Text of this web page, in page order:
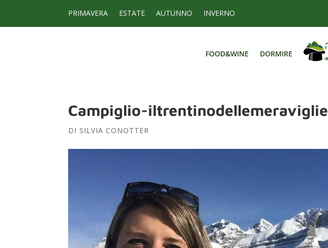
PRIMAVERA ESTATE AUTUNNO INVERNO
FOOD&WINE DORMIRE
Campiglio-iltrentinodellemeraviglie
DI SILVIA CONOTTER